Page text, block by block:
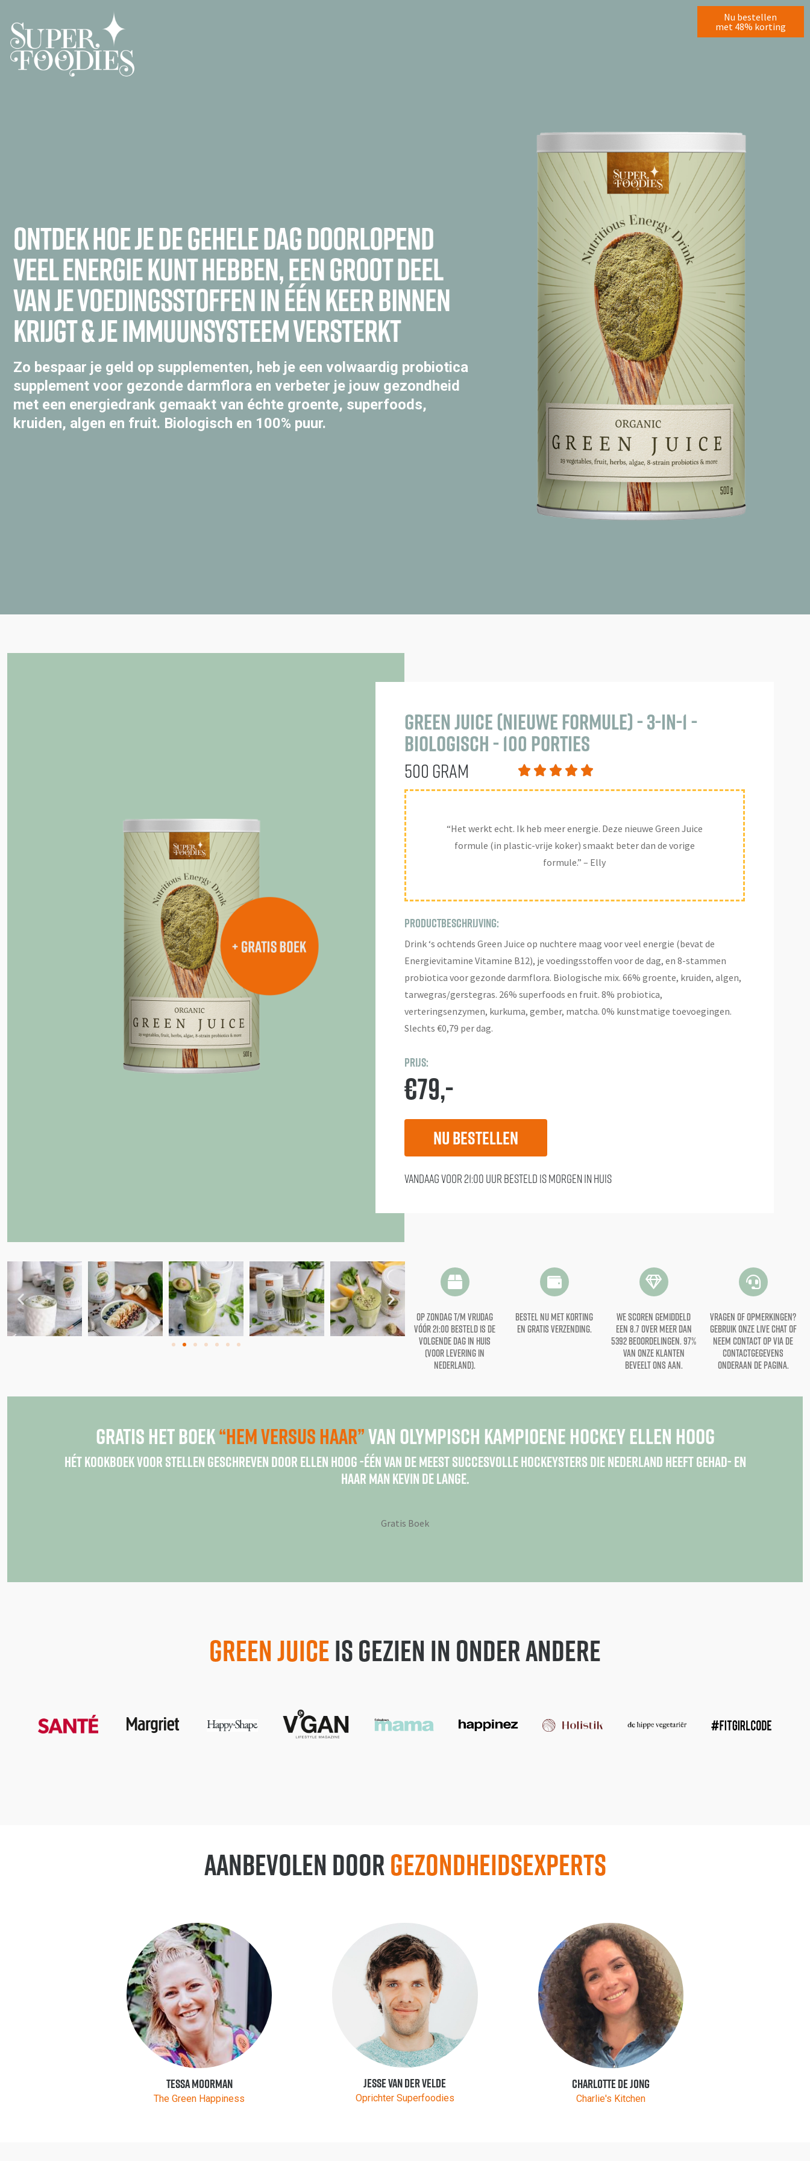
Nu bestellen
met 48% korting
Ontdek hoe je de gehele dag doorlopend
veel ENERGIE kunt hebben, een groot deel
van je voedingsstoffen in één keer binnen
krijgt & je immuunsysteem versterkt
Zo bespaar je geld op supplementen, heb je een volwaardig probiotica
supplement voor gezonde darmflora en verbeter je jouw gezondheid
met een energiedrank gemaakt van échte groente, superfoods,
kruiden, algen en fruit. Biologisch en 100% puur.
Green Juice (nieuwe formule) - 3-in-1 -
Biologisch - 100 porties
500 GRAM     
“Het werkt echt. Ik heb meer energie. Deze nieuwe Green Juice
formule (in plastic-vrije koker) smaakt beter dan de vorige
formule.” – Elly
PRODUCTBESCHRIJVING:
Drink ‘s ochtends Green Juice op nuchtere maag voor veel energie (bevat de
Energievitamine Vitamine B12), je voedingsstoffen voor de dag, en 8-stammen
probiotica voor gezonde darmflora. Biologische mix. 66% groente, kruiden, algen,
tarwegras/gerstegras. 26% superfoods en fruit. 8% probiotica,
verteringsenzymen, kurkuma, gember, matcha. 0% kunstmatige toevoegingen.
Slechts €0,79 per dag.
prijs:
€79,-
Nu bestellen
Vandaag voor 21:00 uur besteld is morgen in huis
op zondag t/m vrijdag
vóór 21:00 besteld is de
volgende dag in huis
(voor levering in
Nederland).
bestel nu met korting
en gratis verzending.
we scoren gemiddeld
een 8.7 over meer dan
5392 beoordelingen. 97%
van onze klanten
beveelt ons aan.
vragen of opmerkingen?
gebruik onze live chat of
neem contact op via de
contactgegevens
onderaan de pagina.
Gratis het boek“Hem versus Haar”van Olympisch Kampioene hockey Ellen Hoog
Hét kookboek voor stellen geschreven door Ellen Hoog -één van de meest succesvolle hockeysters die Nederland heeft gehad- en
haar man Kevin de Lange.
Gratis Boek
Green Juiceis gezien in onder andere
Aanbevolen doorgezondheidsexperts
Tessa Moorman
The Green Happiness
Jesse van der Velde
Oprichter Superfoodies
Charlotte de Jong
Charlie's Kitchen